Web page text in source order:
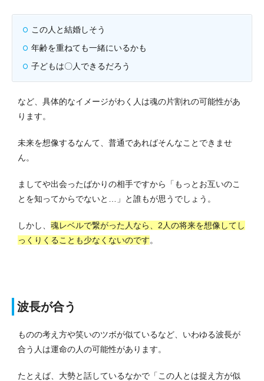
この人と結婚しそう
年齢を重ねても一緒にいるかも
子どもは〇人できるだろう
など、具体的なイメージがわく人は魂の片割れの可能性があ
ります。
未来を想像するなんて、普通であればそんなことできませ
ん。
ましてや出会ったばかりの相手ですから「もっとお互いのこ
とを知ってからでないと…」と誰もが思うでしょう。
しかし、 魂レベルで繋がった人なら、2人の将来を想像してし
っくりくることも少なくないのです。
波長が合う
ものの考え方や笑いのツボが似ているなど、いわゆる波長が
合う人は運命の人の可能性があります。
たとえば、大勢と話しているなかで「この人とは捉え方が似